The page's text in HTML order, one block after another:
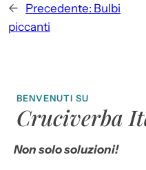
← Precedente: Bulbi
piccanti
BENVENUTI SU
Cruciverba
Non solo soluzioni!